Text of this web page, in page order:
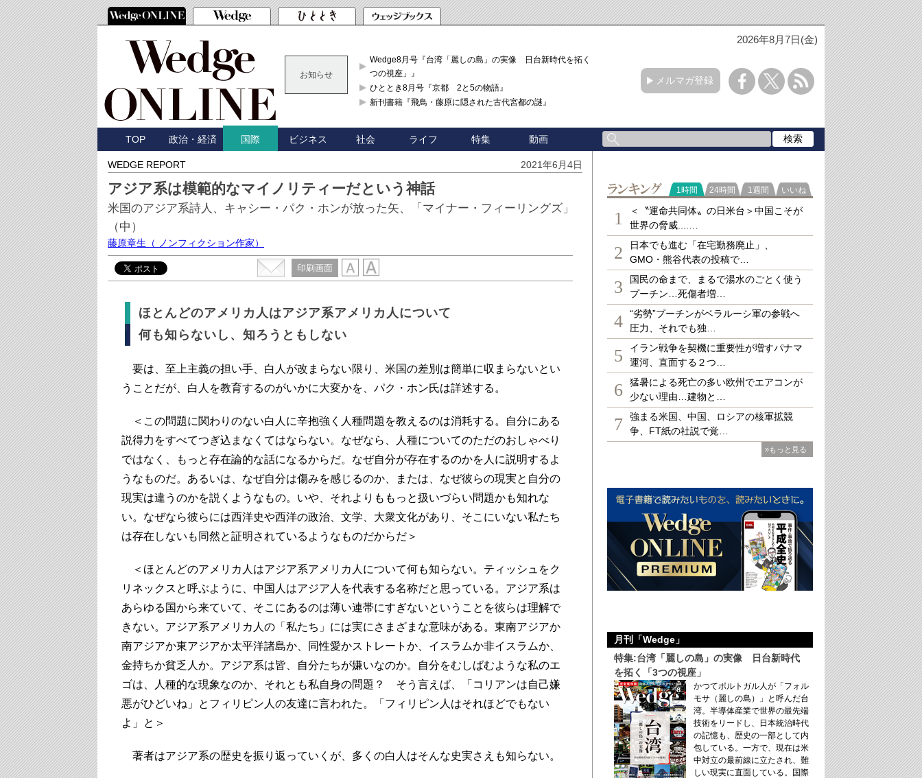
2026年8月7日(金)
お知らせ
Wedge8月号『台湾「麗しの島」の実像 日台新時代を拓く「3
つの視座」』
ひととき8月号『京都 2と5の物語』
新刊書籍『飛鳥・藤原に隠された古代宮都の謎』
メルマガ登録
TOP 政治・経済 国際 ビジネス 社会 ライフ 特集 動画
WEDGE REPORT 2021年6月4日
アジア系は模範的なマイノリティーだという神話
米国のアジア系詩人、キャシー・パク・ホンが放った矢、「マイナー・フィーリングズ」
（中）
藤原章生 （ ノンフィクション作家）
印刷画面
ほとんどのアメリカ人はアジア系アメリカ人について
何も知らないし、知ろうともしない
要は、至上主義の担い手、白人が改まらない限り、米国の差別は簡単に収まらないとい
うことだが、白人を教育するのがいかに大変かを、パク・ホン氏は詳述する。
＜この問題に関わりのない白人に辛抱強く人種問題を教えるのは消耗する。自分にある
説得力をすべてつぎ込まなくてはならない。なぜなら、人種についてのただのおしゃべり
ではなく、もっと存在論的な話になるからだ。なぜ自分が存在するのかを人に説明するよ
うなものだ。あるいは、なぜ自分は傷みを感じるのか、または、なぜ彼らの現実と自分の
現実は違うのかを説くようなもの。いや、それよりももっと扱いづらい問題かも知れな
い。なぜなら彼らには西洋史や西洋の政治、文学、大衆文化があり、そこにいない私たち
は存在しないも同然と証明されているようなものだからだ＞
＜ほとんどのアメリカ人はアジア系アメリカ人について何も知らない。ティッシュをク
リネックスと呼ぶように、中国人はアジア人を代表する名称だと思っている。アジア系は
あらゆる国から来ていて、そこにあるのは薄い連帯にすぎないということを彼らは理解で
きない。アジア系アメリカ人の「私たち」には実にさまざまな意味がある。東南アジアか
南アジアか東アジアか太平洋諸島か、同性愛かストレートか、イスラムか非イスラムか、
金持ちか貧乏人か。アジア系は皆、自分たちが嫌いなのか。自分をむしばむような私のエ
ゴは、人種的な現象なのか、それとも私自身の問題？ そう言えば、「コリアンは自己嫌
悪がひどいね」とフィリピン人の友達に言われた。「フィリピン人はそれほどでもない
よ」と＞
著者はアジア系の歴史を振り返っていくが、多くの白人はそんな史実さえも知らない。
ランキング
1時間 24時間 1週間 いいね
1
＜〝運命共同体〟の日米台＞中国こそが
世界の脅威....…
2
日本でも進む「在宅勤務廃止」、
GMO・熊谷代表の投稿で…
3
国民の命まで、まるで湯水のごとく使う
プーチン…死傷者増…
4
“劣勢”プーチンがベラルーシ軍の参戦へ
圧力、それでも独…
5
イラン戦争を契機に重要性が増すパナマ
運河、直面する２つ…
6
猛暑による死亡の多い欧州でエアコンが
少ない理由…建物と…
7
強まる米国、中国、ロシアの核軍拡競
争、FT紙の社説で覚…
»もっと見る
月刊「Wedge」
特集:台湾「麗しの島」の実像 日台新時代
を拓く「3つの視座」
かつてポルトガル人が「フォル
モサ（麗しの島）」と呼んだ台
湾。半導体産業で世界の最先端
技術をリードし、日本統治時代
の記憶も、歴史の一部として内
包している。一方で、現在は米
中対立の最前線に立たされ、難
しい現実に直面している。国際